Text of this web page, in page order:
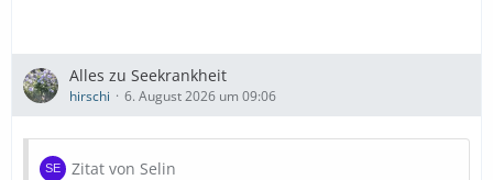
Alles zu Seekrankheit
hirschi 6. August 2026 um 09:06
Zitat von Selin